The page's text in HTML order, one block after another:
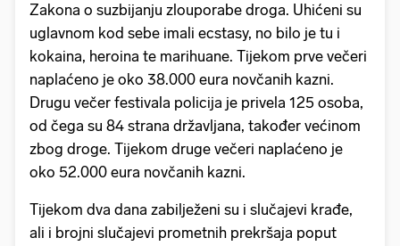
Zakona o suzbijanju zlouporabe droga. Uhićeni su
uglavnom kod sebe imali ecstasy, no bilo je tu i
kokaina, heroina te marihuane. Tijekom prve večeri
naplaćeno je oko 38.000 eura novčanih kazni.
Drugu večer festivala policija je privela 125 osoba,
od čega su 84 strana državljana, također većinom
zbog droge. Tijekom druge večeri naplaćeno je
oko 52.000 eura novčanih kazni.
Tijekom dva dana zabilježeni su i slučajevi krađe,
ali i brojni slučajevi prometnih prekršaja poput